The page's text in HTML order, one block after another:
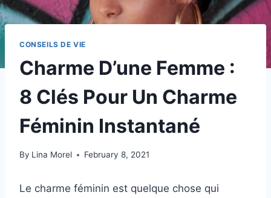
CONSEILS DE VIE
Charme D’une Femme :
8 Clés Pour Un Charme
Féminin Instantané
By Lina Morel February 8, 2021
Le charme féminin est quelque chose qui